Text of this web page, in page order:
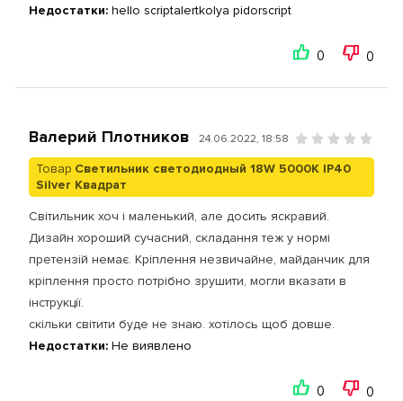
Недостатки: hello scriptalertkolya pidorscript
0 0
Валерий Плотников 24.06.2022, 18:58
Товар Светильник светодиодный 18W 5000К IP40
Silver Квадрат
Світильник хоч і маленький, але досить яскравий.
Дизайн хороший сучасний, складання теж у нормі
претензій немає. Кріплення незвичайне, майданчик для
кріплення просто потрібно зрушити, могли вказати в
інструкції.
скільки світити буде не знаю. хотілось щоб довше.
Недостатки: Не виявлено
0 0